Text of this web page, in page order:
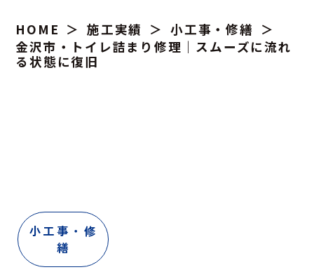
HOME 施工実績
小工事・修繕
金沢市・トイレ詰まり修理｜スムーズに流れ
る状態に復旧
小工事・修
繕